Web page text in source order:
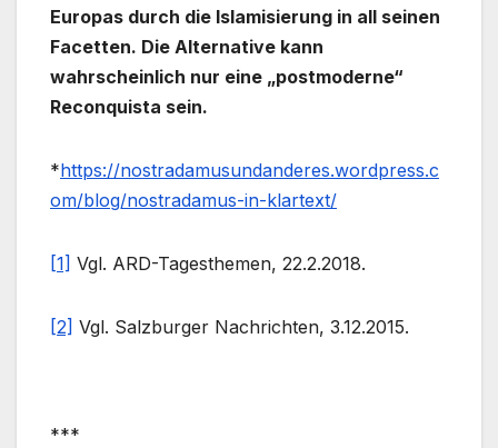
Europas durch die Islamisierung in all seinen
Facetten. Die Alternative kann
wahrscheinlich nur eine „postmoderne“
Reconquista sein.
*https://nostradamusundanderes.wordpress.c
om/blog/nostradamus-in-klartext/
[1] Vgl. ARD-Tagesthemen, 22.2.2018.
[2] Vgl. Salzburger Nachrichten, 3.12.2015.
***